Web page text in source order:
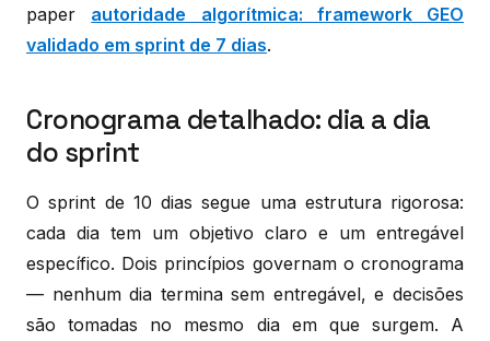
paper autoridade algorítmica: framework GEO
validado em sprint de 7 dias.
Cronograma detalhado: dia a dia
do sprint
O sprint de 10 dias segue uma estrutura rigorosa:
cada dia tem um objetivo claro e um entregável
específico. Dois princípios governam o cronograma
— nenhum dia termina sem entregável, e decisões
são tomadas no mesmo dia em que surgem. A